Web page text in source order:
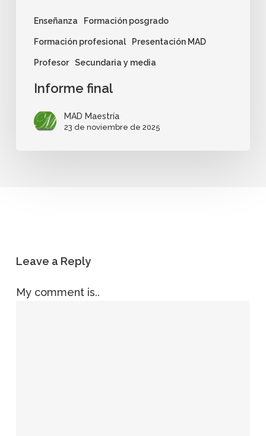
Enseñanza Formación posgrado
Formación profesional Presentación MAD
Profesor Secundaria y media
Informe final
MAD Maestría
23 de noviembre de 2025
Leave a Reply
My comment is..